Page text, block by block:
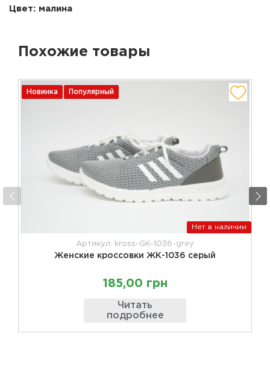
Цвет: малина
Похожие товары
Новинка Популярный
Нет в наличии
Артикул: kross-GK-1036-grey
Женские кроссовки ЖК-1036 серый
185,00 грн
Читать
подробнее